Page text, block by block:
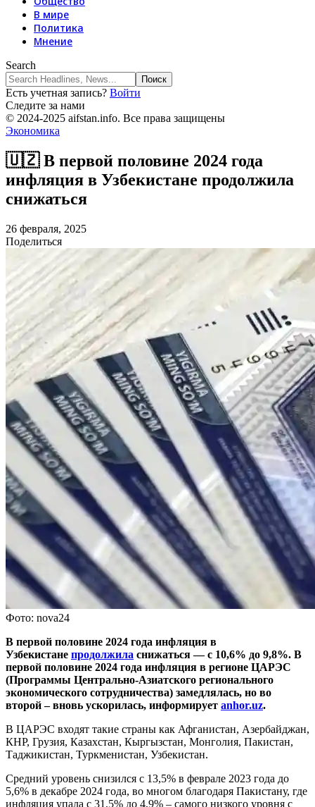
В мире
Политика
Мнение
Search
Есть учетная запись? Войти
Следите за нами
© 2024-2025 aifstan.info. Все права защищены
Экономика
🇺🇿 В первой половине 2024 года
инфляция в Узбекистане продолжила
снижаться
26 февраля, 2025
Поделиться
Фото: nova24
В первой половине 2024 года инфляция в
Узбекистане продолжила снижаться — с 10,6% до 9,8%. В
первой половине 2024 года инфляция в регионе ЦАРЭС
(Программы Центрально-Азиатского регионального
экономического сотрудничества) замедлялась, но во
второй – вновь ускорилась, информирует anhor.uz.
В ЦАРЭС входят такие страны как Афганистан, Азербайджан,
КНР, Грузия, Казахстан, Кыргызстан, Монголия, Пакистан,
Таджикистан, Туркменистан, Узбекистан.
Средний уровень снизился с 13,5% в феврале 2023 года до
5,6% в декабре 2024 года, во многом благодаря Пакистану, где
инфляция упала с 31,5% до 4,9% – самого низкого уровня с